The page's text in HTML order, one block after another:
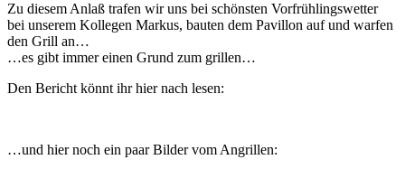
Zu diesem Anlaß trafen wir uns bei schönsten Vorfrühlingswetter
bei unserem Kollegen Markus, bauten dem Pavillon auf und warfen
den Grill an…
…es gibt immer einen Grund zum grillen…
Den Bericht könnt ihr hier nach lesen:
…und hier noch ein paar Bilder vom Angrillen: